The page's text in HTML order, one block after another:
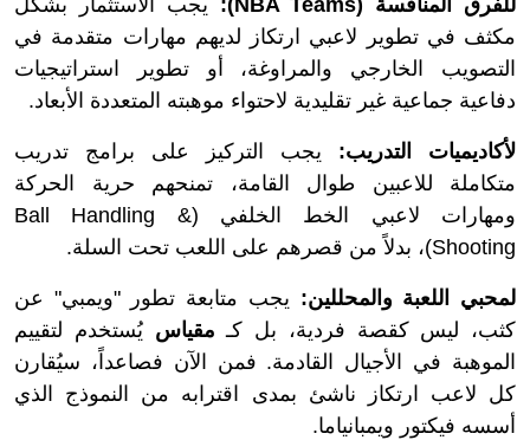
للفرق المنافسة (NBA Teams):
يجب الاستثمار بشكل
مكثف في تطوير لاعبي ارتكاز لديهم مهارات متقدمة في
التصويب الخارجي والمراوغة، أو تطوير استراتيجيات
دفاعية جماعية غير تقليدية لاحتواء موهبته المتعددة الأبعاد.
لأكاديميات التدريب: يجب التركيز على برامج تدريب
متكاملة للاعبين طوال القامة، تمنحهم حرية الحركة
ومهارات لاعبي الخط الخلفي (Ball Handling &
Shooting)، بدلاً من قصرهم على اللعب تحت السلة.
لمحبي اللعبة والمحللين: يجب متابعة تطور "ويمبي" عن
كثب، ليس كقصة فردية، بل كـ مقياس يُستخدم لتقييم
الموهبة في الأجيال القادمة. فمن الآن فصاعداً، سيُقارن
كل لاعب ارتكاز ناشئ بمدى اقترابه من النموذج الذي
أسسه فيكتور ويمبانياما.